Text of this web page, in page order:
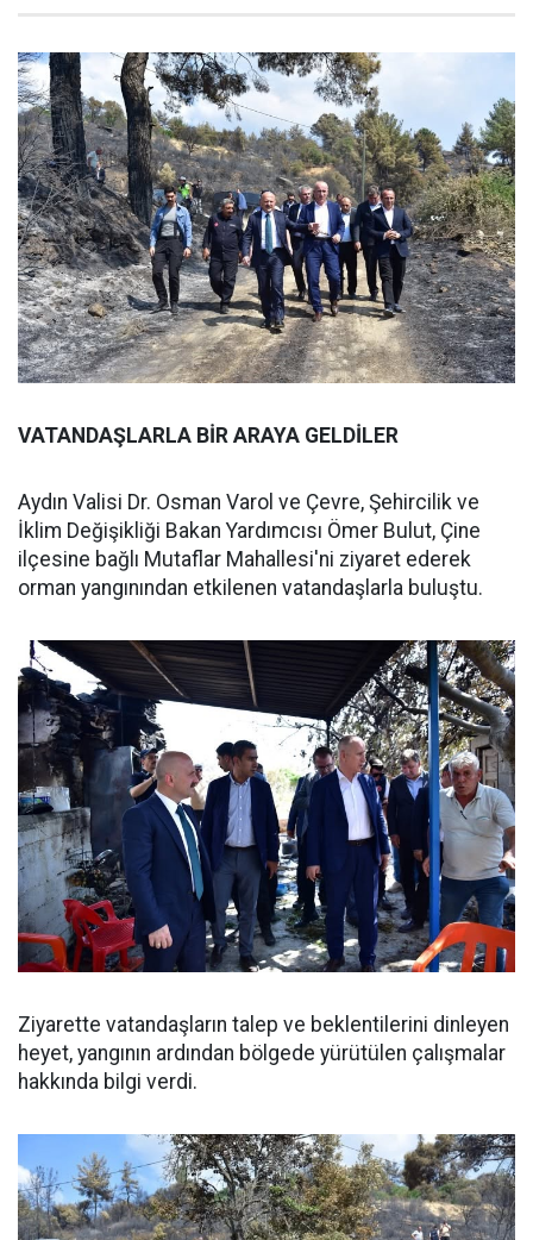
VATANDAŞLARLA BİR ARAYA GELDİLER
Aydın Valisi Dr. Osman Varol ve Çevre, Şehircilik ve
İklim Değişikliği Bakan Yardımcısı Ömer Bulut, Çine
ilçesine bağlı Mutaflar Mahallesi'ni ziyaret ederek
orman yangınından etkilenen vatandaşlarla buluştu.
Ziyarette vatandaşların talep ve beklentilerini dinleyen
heyet, yangının ardından bölgede yürütülen çalışmalar
hakkında bilgi verdi.